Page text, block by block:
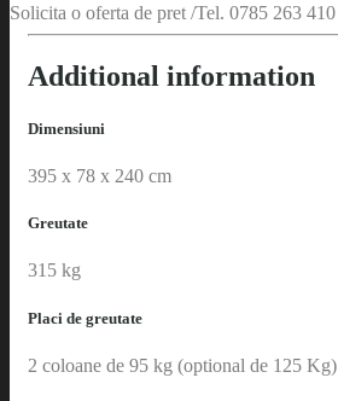
Solicita o oferta de pret /Tel. 0785 263 410
Additional information
Dimensiuni
395 x 78 x 240 cm
Greutate
315 kg
Placi de greutate
2 coloane de 95 kg (optional de 125 Kg)